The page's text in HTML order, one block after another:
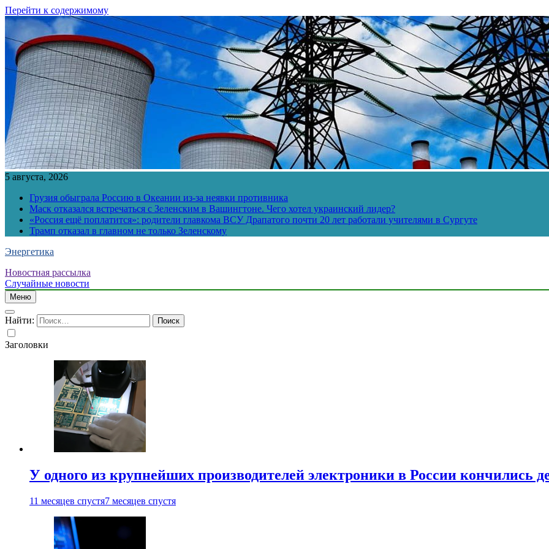
Перейти к содержимому
5 августа, 2026
Грузия обыграла Россию в Океании из-за неявки противника
Маск отказался встречаться с Зеленским в Вашингтоне. Чего хотел украинский лидер?
«Россия ещё поплатится»: родители главкома ВСУ Драпатого почти 20 лет работали учителями в Сургуте
Трамп отказал в главном не только Зеленскому
Энергетика
Новостная рассылка
Случайные новости
Меню
Найти:
Заголовки
У одного из крупнейших производителей электроники в России кончились
11 месяцев спустя7 месяцев спустя